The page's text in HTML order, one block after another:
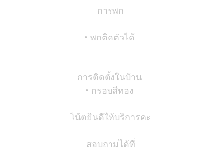
การพก
• พกติดตัวได้
การติดตั้งในบ้าน
• กรอบสีทอง
โน้ตยินดีให้บริการคะ
สอบถามได้ที่